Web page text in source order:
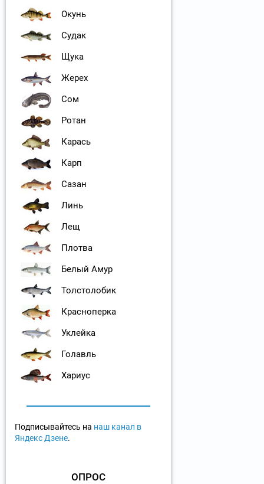
Окунь
Судак
Щука
Жерех
Сом
Ротан
Карась
Карп
Сазан
Линь
Лещ
Плотва
Белый Амур
Толстолобик
Красноперка
Уклейка
Голавль
Хариус
Подписывайтесь на наш канал в
Яндекс Дзене.
ОПРОС